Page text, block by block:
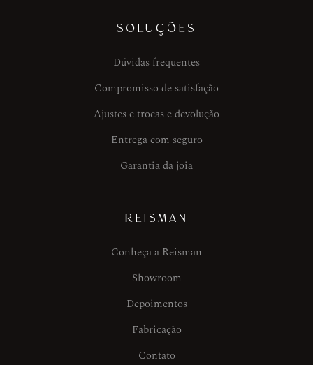
SOLUÇÕES
Dúvidas frequentes
Compromisso de satisfação
Ajustes e trocas e devolução
Entrega com seguro
Garantia da joia
REISMAN
Conheça a Reisman
Showroom
Depoimentos
Fabricação
Contato